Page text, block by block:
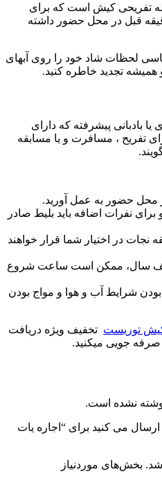
تفریحی کیش است که برای
شدن گردشگران باید 15 دقیقه قبل در محل حضور داشته
لحظات شاد خود را روی آبهای
تجدید خاطره کنید.
بادبانی پیشرفته که دارای
تفریح ، مسافرت و یا مسابقه
است و برای نفرات اضافه باید بلیط صادر
نجات در اختیار شما قرار خواهند
سال، ممکن است ساعت شروع
شرایط آب و هوا و مواج بودن
توریست تخفیف ویژه دریافت
صرفه جویی میکنید.
نشده است.
ارسال می کنید برای “اجاره یات
شد. بخش‌های موردنیاز